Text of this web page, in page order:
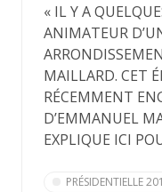
« IL Y A
ANIMATEUR
MAILLARD. CET
RÉCEMMENT
D’EMMANUEL
EXPLIQUE ICI
PRÉSIDENTIELLE